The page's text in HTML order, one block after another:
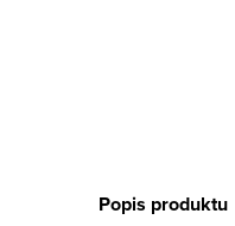
Popis produktu